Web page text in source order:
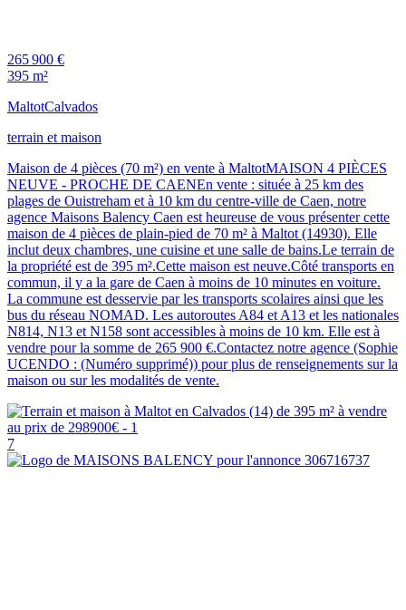
265 900 €
395 m²
MaltotCalvados
terrain et maison
Maison de 4 pièces (70 m²) en vente à MaltotMAISON 4 PIÈCES
NEUVE - PROCHE DE CAENEn vente : située à 25 km des
plages de Ouistreham et à 10 km du centre-ville de Caen, notre
agence Maisons Balency Caen est heureuse de vous présenter cette
maison de 4 pièces de plain-pied de 70 m² à Maltot (14930). Elle
inclut deux chambres, une cuisine et une salle de bains.Le terrain de
la propriété est de 395 m².Cette maison est neuve.Côté transports en
commun, il y a la gare de Caen à moins de 10 minutes en voiture.
La commune est desservie par les transports scolaires ainsi que les
bus du réseau NOMAD. Les autoroutes A84 et A13 et les nationales
N814, N13 et N158 sont accessibles à moins de 10 km. Elle est à
vendre pour la somme de 265 900 €.Contactez notre agence (Sophie
UCENDO : (Numéro supprimé)) pour plus de renseignements sur la
maison ou sur les modalités de vente.
7